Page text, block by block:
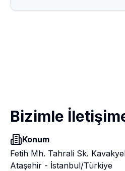
Bizimle
Konum
Fetih Mh. Tahrali Sk.
Ataşehir - İstanbul/Türkiye